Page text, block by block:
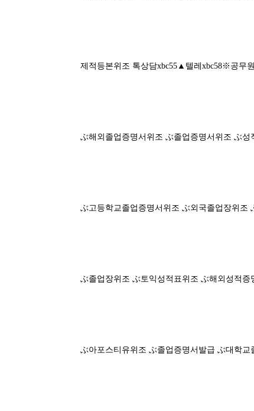
제적등본위조 톡상담xbc55▲텔레xbc58※공무
ぶ해외졸업증명서위조 ぶ졸업증명서위조 ぶ성
ぶ고등학교졸업증명서위조 ぶ외국졸업장위조
ぶ졸업장위조 ぶ토익성적표위조 ぶ해외성적증
ぶ아포스티유위조 ぶ졸업증명서발급 ぶ대학교